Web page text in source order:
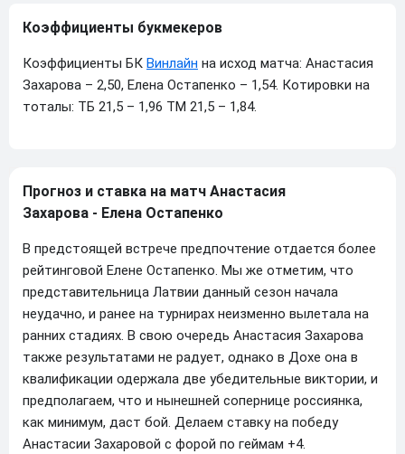
Коэффициенты букмекеров
Коэффициенты БК Винлайн на исход матча: Анастасия
Захарова – 2,50, Елена Остапенко – 1,54. Котировки на
тоталы: ТБ 21,5 – 1,96 ТМ 21,5 – 1,84.
Прогноз и ставка на матч Анастасия
Захарова - Елена Остапенко
В предстоящей встрече предпочтение отдается более
рейтинговой Елене Остапенко. Мы же отметим, что
представительница Латвии данный сезон начала
неудачно, и ранее на турнирах неизменно вылетала на
ранних стадиях. В свою очередь Анастасия Захарова
также результатами не радует, однако в Дохе она в
квалификации одержала две убедительные виктории, и
предполагаем, что и нынешней сопернице россиянка,
как минимум, даст бой. Делаем ставку на победу
Анастасии Захаровой с форой по геймам +4.